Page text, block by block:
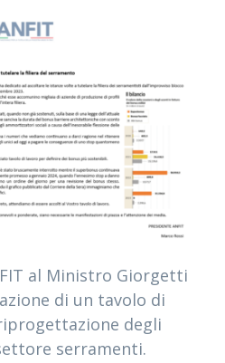
al Ministro Giorgetti
di un tavolo di
degli
serramenti.